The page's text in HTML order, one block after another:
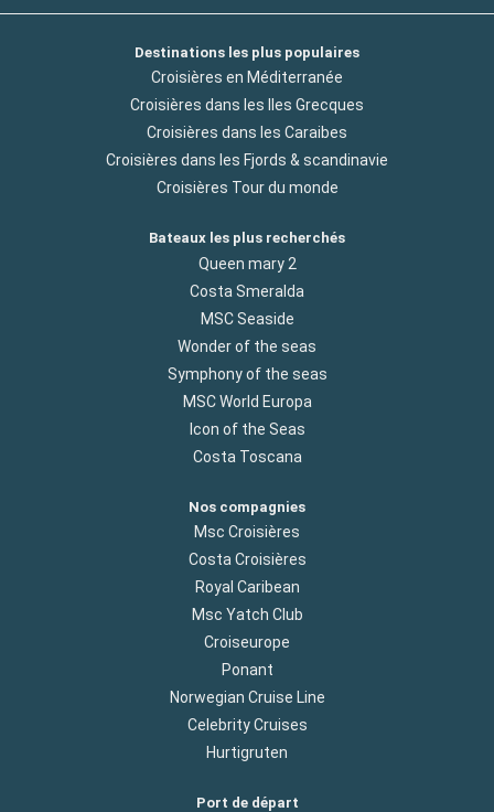
Destinations les plus populaires
Croisières en Méditerranée
Croisières dans les Iles Grecques
Croisières dans les Caraibes
Croisières dans les Fjords & scandinavie
Croisières Tour du monde
Bateaux les plus recherchés
Queen mary 2
Costa Smeralda
MSC Seaside
Wonder of the seas
Symphony of the seas
MSC World Europa
Icon of the Seas
Costa Toscana
Nos compagnies
Msc Croisières
Costa Croisières
Royal Caribean
Msc Yatch Club
Croiseurope
Ponant
Norwegian Cruise Line
Celebrity Cruises
Hurtigruten
Port de départ